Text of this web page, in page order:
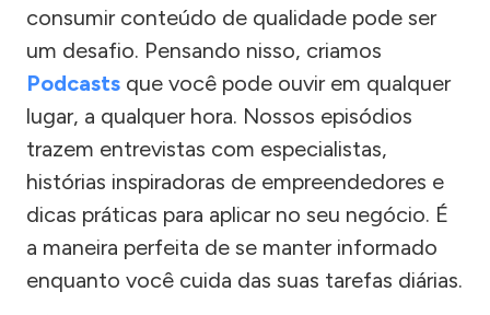
consumir conteúdo de qualidade pode ser
um desafio. Pensando nisso, criamos
Podcasts que você pode ouvir em qualquer
lugar, a qualquer hora. Nossos episódios
trazem entrevistas com especialistas,
histórias inspiradoras de empreendedores e
dicas práticas para aplicar no seu negócio. É
a maneira perfeita de se manter informado
enquanto você cuida das suas tarefas diárias.